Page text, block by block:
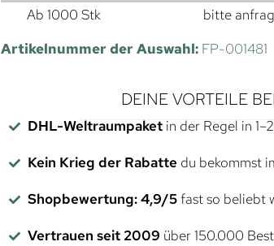
Ab 1000 Stk
bitte
Artikelnummer der Auswahl: FP-001481
DEINE VORTEILE
DHL-Weltraumpaketin der Regel in
Kein Krieg der Rabatte du bekommst
Shopbewertung: 4,9/5fast so beliebt
Vertrauen seit 2009 über 150.000